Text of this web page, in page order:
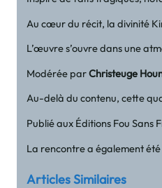
Au cœur du récit, la divinité
L’œuvre s’ouvre dans une
Modérée parChristeuge
Au-delà du contenu, cette
Publié aux Éditions Fou Sans
La rencontre a également
Articles Similaires